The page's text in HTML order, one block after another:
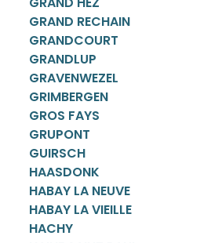
GRAND RECHAIN
GRANDCOURT
GRANDLUP
GRAVENWEZEL
GRIMBERGEN
GROS FAYS
GRUPONT
GUIRSCH
HAASDONK
HABAY LA NEUVE
HABAY LA VIEILLE
HACHY